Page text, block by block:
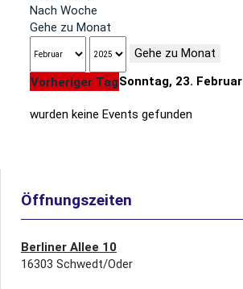
Nach Woche
Gehe zu Monat
Gehe zu Monat
Vorheriger TagSonntag, 23.
wurden keine Events gefunden
Öffnungszeiten
Berliner Allee 10
16303 Schwedt/Oder